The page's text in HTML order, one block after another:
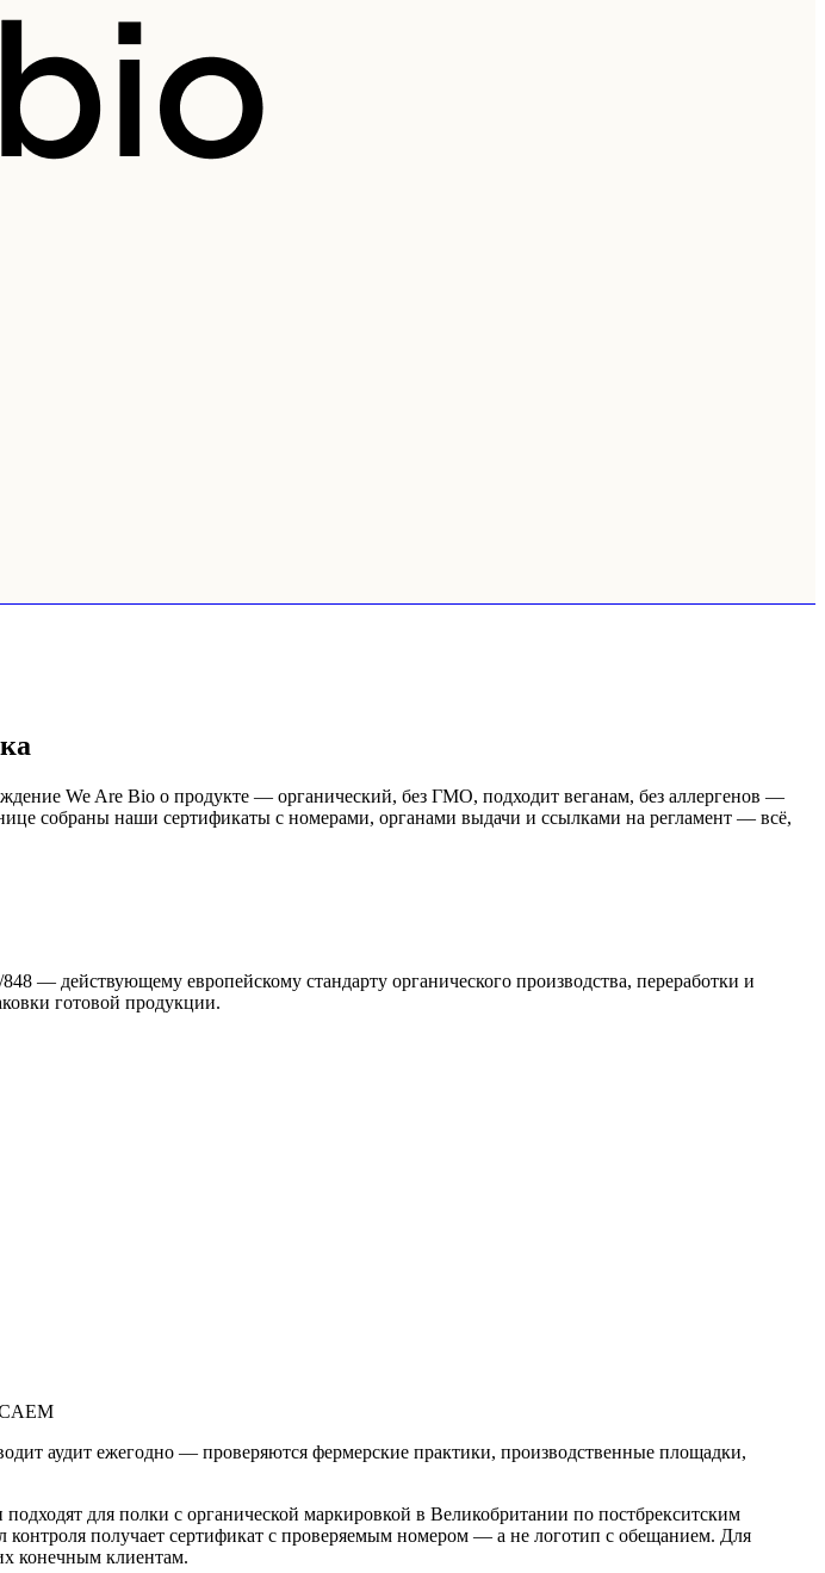
We Are Bio о продукте — органический, без ГМО, подходит веганам, без аллергенов —
собраны наши сертификаты с номерами, органами выдачи и ссылками на регламент — всё,
— действующему европейскому стандарту органического производства, переработки и
готовой продукции.
аудит ежегодно — проверяются фермерские практики, производственные площадки,
для полки с органической маркировкой в Великобритании по постбрекситским
получает сертификат с проверяемым номером — а не логотип с обещанием. Для
конечным клиентам.